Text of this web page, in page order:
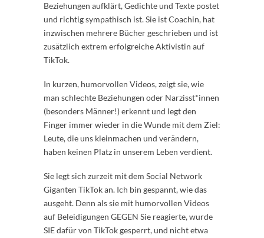
Beziehungen aufklärt, Gedichte und Texte postet
und richtig sympathisch ist. Sie ist Coachin, hat
inzwischen mehrere Bücher geschrieben und ist
zusätzlich extrem erfolgreiche Aktivistin auf
TikTok.
In kurzen, humorvollen Videos, zeigt sie, wie
man schlechte Beziehungen oder Narzisst*innen
(besonders Männer!) erkennt und legt den
Finger immer wieder in dieWunde mit dem Ziel:
Leute, die uns kleinmachen und verändern,
haben keinen Platz in unserem Leben verdient.
Sie legt sich zurzeit mit dem Social Network
Giganten TikTok an. Ich bin gespannt, wie das
ausgeht. Denn als sie mit humorvollen Videos
auf Beleidigungen GEGEN Sie reagierte, wurde
SIE dafür von TikTok gesperrt, und nicht etwa